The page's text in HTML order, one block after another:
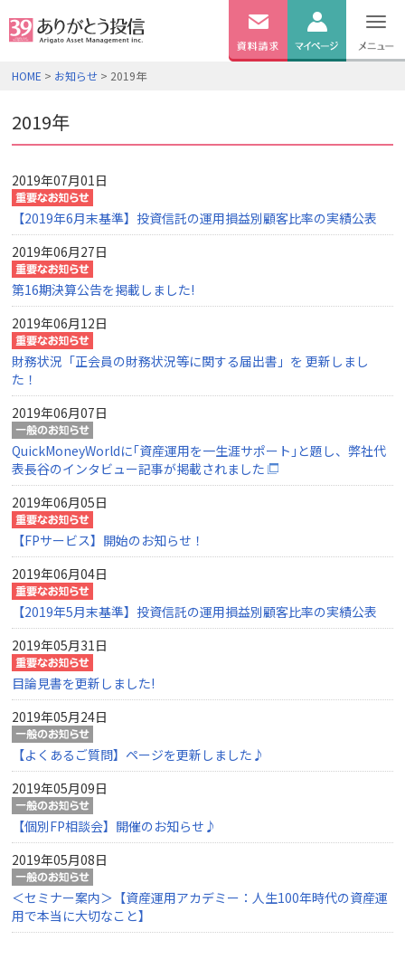
HOME > お知らせ > 2019年
2019年
2019年07月01日
【2019年6月末基準】投資信託の運用損益別顧客比率の実績公表
2019年06月27日
第16期決算公告を掲載しました!
2019年06月12日
財務状況「正会員の財務状況等に関する届出書」を 更新しまし
た！
2019年06月07日
QuickMoneyWorldに｢資産運用を一生涯サポート｣と題し、弊社代
表長谷のインタビュー記事が掲載されました
2019年06月05日
【FPサービス】開始のお知らせ！
2019年06月04日
【2019年5月末基準】投資信託の運用損益別顧客比率の実績公表
2019年05月31日
目論見書を更新しました!
2019年05月24日
【よくあるご質問】ページを更新しました♪
2019年05月09日
【個別FP相談会】開催のお知らせ♪
2019年05月08日
＜セミナー案内＞【資産運用アカデミー：人生100年時代の資産運
用で本当に大切なこと】